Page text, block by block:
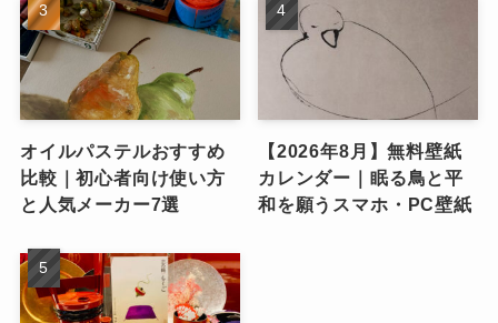
オイルパステルおすすめ
比較｜初心者向け使い方
と人気メーカー7選
【2026年8月】無料壁紙
カレンダー｜眠る鳥と平
和を願うスマホ・PC壁紙